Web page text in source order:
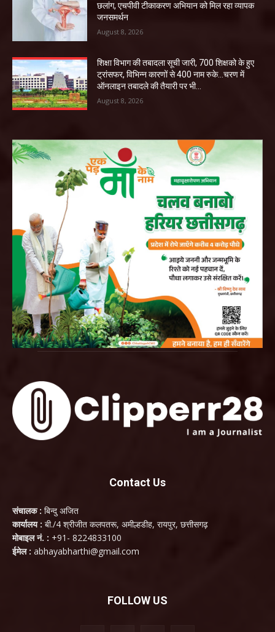
छलांग, एचपीवी टीकाकरण अभियान को मिल रहा व्यापक
जनसमर्थन
August 8, 2026
शिक्षा विभाग की तबादला सूची जारी, 700 शिक्षको के हुए
ट्रांसफर, विभिन्न कारणों से 400 नाम रुके…चरण में
ऑनलाइन तबादले की तैयारी पर भी...
August 8, 2026
Contact Us
संचालक : बिन्दु अजित
कार्यालय : बी./4 श्रीजीत कलपतरू, अमील्हडीह, रायपुर, छत्तीसगढ़
मोबाइल नं. : +91- 8224833100
ईमेल : abhayabharthi@gmail.com
FOLLOW US